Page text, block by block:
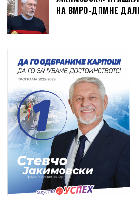
НА ВМРО-ДПМНЕ